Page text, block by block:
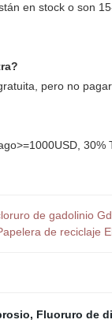
en stock o son
pero no
de gadolinio
de reciclaje
, Fluoruro de